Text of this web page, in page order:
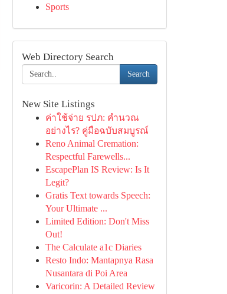
Sports
Web Directory Search
Search
New Site Listings
ค่าใช้จ่าย รปภ: คำนวณ
อย่างไร? คู่มือฉบับสมบูรณ์
Reno Animal Cremation:
Respectful Farewells...
EscapePlan IS Review: Is It
Legit?
Gratis Text towards Speech:
Your Ultimate ...
Limited Edition: Don't Miss
Out!
The Calculate a1c Diaries
Resto Indo: Mantapnya Rasa
Nusantara di Poi Area
Varicorin: A Detailed Review